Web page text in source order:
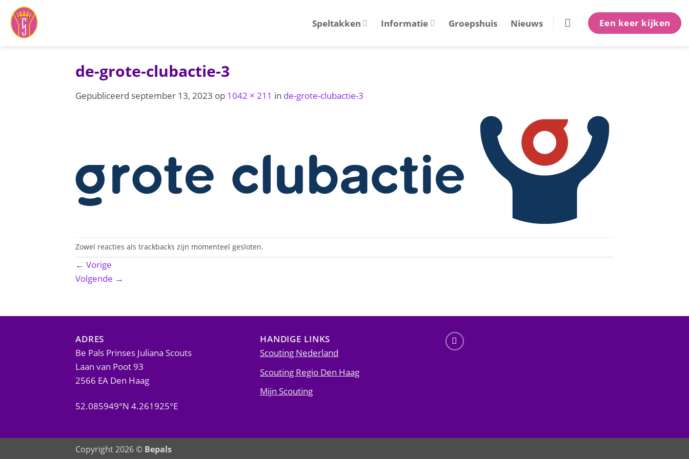
naar
inhoud
Speltakken Informatie Groepshuis Nieuws Een keer kijken
de-grote-clubactie-3
Gepubliceerd september 13, 2023 op 1042 × 211 in de-grote-clubactie-3
Zowel reacties als trackbacks zijn momenteel gesloten.
← Vorige
Volgende →
ADRES
Be Pals Prinses Juliana Scouts
Laan van Poot 93
2566 EA Den Haag
52.085949°N 4.261925°E
HANDIGE LINKS
Scouting Nederland
Scouting Regio Den Haag
Mijn Scouting
Copyright 2026 © Bepals